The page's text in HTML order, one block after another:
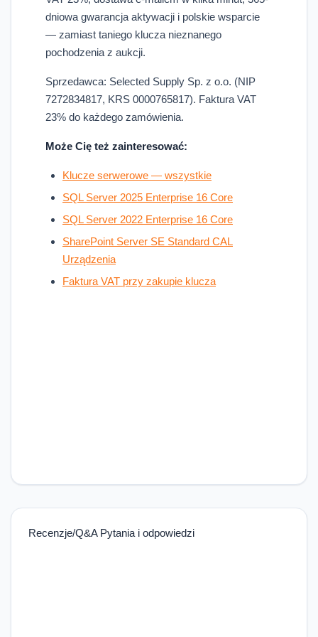
dniowa gwarancja aktywacji i polskie wsparcie
— zamiast taniego klucza nieznanego
pochodzenia z aukcji.
Sprzedawca: Selected Supply Sp. z o.o. (NIP
7272834817, KRS 0000765817). Faktura VAT
23% do każdego zamówienia.
Może Cię też zainteresować:
Klucze serwerowe — wszystkie
SQL Server 2025 Enterprise 16 Core
SQL Server 2022 Enterprise 16 Core
SharePoint Server SE Standard CAL
Urządzenia
Faktura VAT przy zakupie klucza
Recenzje/Q&A Pytania i odpowiedzi